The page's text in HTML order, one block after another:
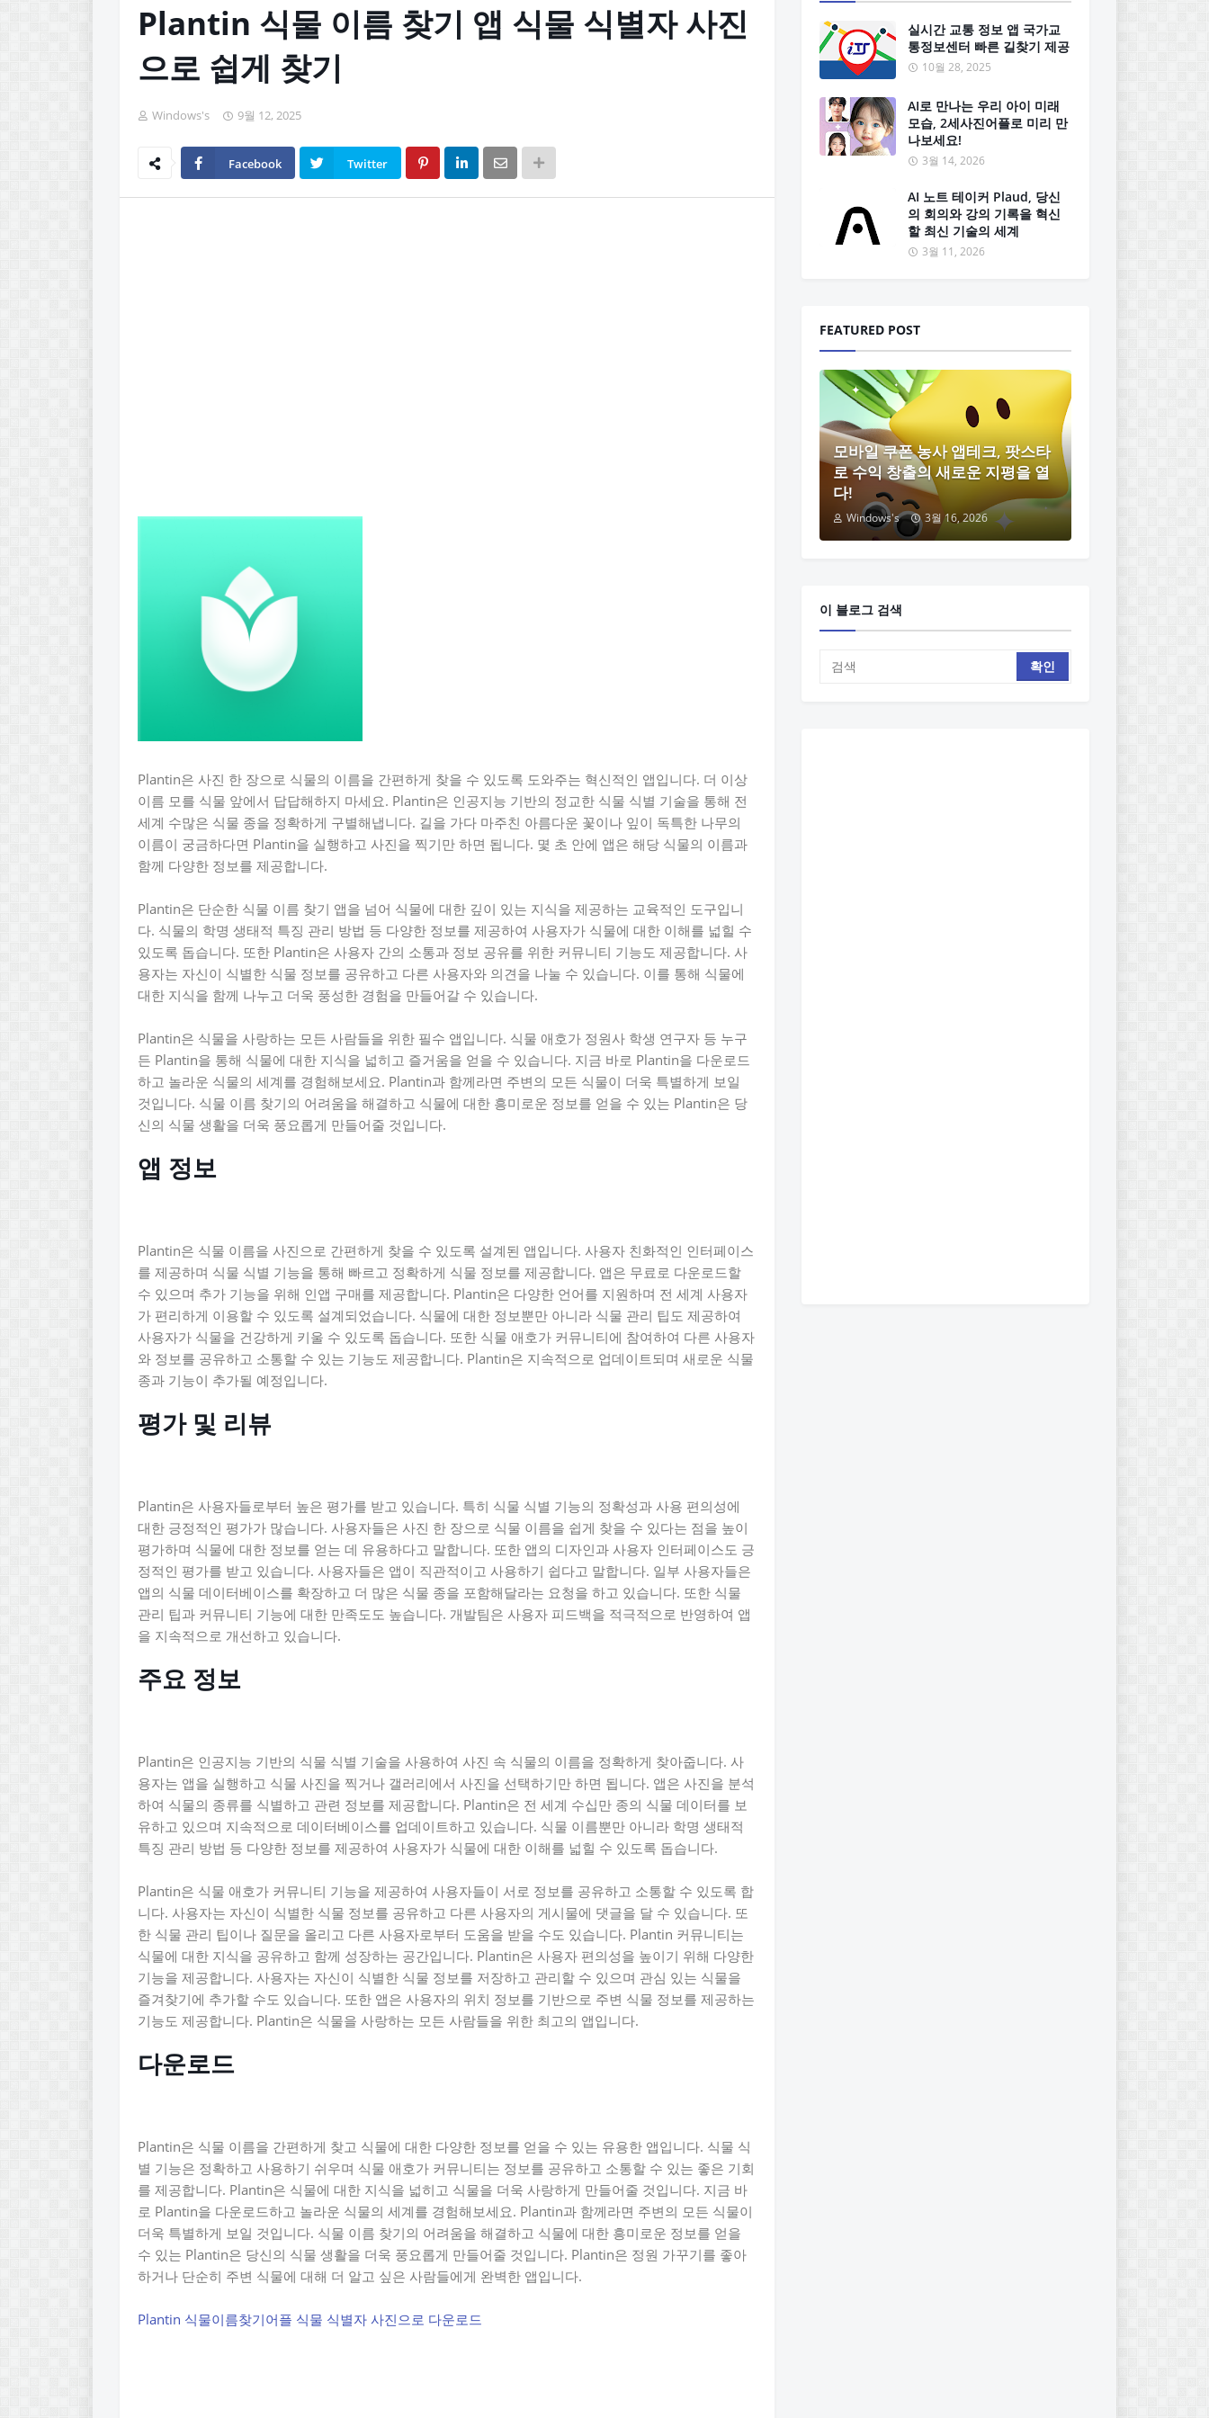
Plantin 식물 이름 찾기 앱 식물 식별자 사진
으로 쉽게 찾기
Windows's 9월 12, 2025
Facebook Twitter
Plantin은 사진 한 장으로 식물의 이름을 간편하게 찾을 수 있도록 도와주는 혁신적인 앱입니다. 더 이상
이름 모를 식물 앞에서 답답해하지 마세요. Plantin은 인공지능 기반의 정교한 식물 식별 기술을 통해 전
세계 수많은 식물 종을 정확하게 구별해냅니다. 길을 가다 마주친 아름다운 꽃이나 잎이 독특한 나무의
이름이 궁금하다면 Plantin을 실행하고 사진을 찍기만 하면 됩니다. 몇 초 안에 앱은 해당 식물의 이름과
함께 다양한 정보를 제공합니다.
Plantin은 단순한 식물 이름 찾기 앱을 넘어 식물에 대한 깊이 있는 지식을 제공하는 교육적인 도구입니
다. 식물의 학명 생태적 특징 관리 방법 등 다양한 정보를 제공하여 사용자가 식물에 대한 이해를 넓힐 수
있도록 돕습니다. 또한 Plantin은 사용자 간의 소통과 정보 공유를 위한 커뮤니티 기능도 제공합니다. 사
용자는 자신이 식별한 식물 정보를 공유하고 다른 사용자와 의견을 나눌 수 있습니다. 이를 통해 식물에
대한 지식을 함께 나누고 더욱 풍성한 경험을 만들어갈 수 있습니다.
Plantin은 식물을 사랑하는 모든 사람들을 위한 필수 앱입니다. 식물 애호가 정원사 학생 연구자 등 누구
든 Plantin을 통해 식물에 대한 지식을 넓히고 즐거움을 얻을 수 있습니다. 지금 바로 Plantin을 다운로드
하고 놀라운 식물의 세계를 경험해보세요. Plantin과 함께라면 주변의 모든 식물이 더욱 특별하게 보일
것입니다. 식물 이름 찾기의 어려움을 해결하고 식물에 대한 흥미로운 정보를 얻을 수 있는 Plantin은 당
신의 식물 생활을 더욱 풍요롭게 만들어줄 것입니다.
앱 정보
Plantin은 식물 이름을 사진으로 간편하게 찾을 수 있도록 설계된 앱입니다. 사용자 친화적인 인터페이스
를 제공하며 식물 식별 기능을 통해 빠르고 정확하게 식물 정보를 제공합니다. 앱은 무료로 다운로드할
수 있으며 추가 기능을 위해 인앱 구매를 제공합니다. Plantin은 다양한 언어를 지원하며 전 세계 사용자
가 편리하게 이용할 수 있도록 설계되었습니다. 식물에 대한 정보뿐만 아니라 식물 관리 팁도 제공하여
사용자가 식물을 건강하게 키울 수 있도록 돕습니다. 또한 식물 애호가 커뮤니티에 참여하여 다른 사용자
와 정보를 공유하고 소통할 수 있는 기능도 제공합니다. Plantin은 지속적으로 업데이트되며 새로운 식물
종과 기능이 추가될 예정입니다.
평가 및 리뷰
Plantin은 사용자들로부터 높은 평가를 받고 있습니다. 특히 식물 식별 기능의 정확성과 사용 편의성에
대한 긍정적인 평가가 많습니다. 사용자들은 사진 한 장으로 식물 이름을 쉽게 찾을 수 있다는 점을 높이
평가하며 식물에 대한 정보를 얻는 데 유용하다고 말합니다. 또한 앱의 디자인과 사용자 인터페이스도 긍
정적인 평가를 받고 있습니다. 사용자들은 앱이 직관적이고 사용하기 쉽다고 말합니다. 일부 사용자들은
앱의 식물 데이터베이스를 확장하고 더 많은 식물 종을 포함해달라는 요청을 하고 있습니다. 또한 식물
관리 팁과 커뮤니티 기능에 대한 만족도도 높습니다. 개발팀은 사용자 피드백을 적극적으로 반영하여 앱
을 지속적으로 개선하고 있습니다.
주요 정보
Plantin은 인공지능 기반의 식물 식별 기술을 사용하여 사진 속 식물의 이름을 정확하게 찾아줍니다. 사
용자는 앱을 실행하고 식물 사진을 찍거나 갤러리에서 사진을 선택하기만 하면 됩니다. 앱은 사진을 분석
하여 식물의 종류를 식별하고 관련 정보를 제공합니다. Plantin은 전 세계 수십만 종의 식물 데이터를 보
유하고 있으며 지속적으로 데이터베이스를 업데이트하고 있습니다. 식물 이름뿐만 아니라 학명 생태적
특징 관리 방법 등 다양한 정보를 제공하여 사용자가 식물에 대한 이해를 넓힐 수 있도록 돕습니다.
Plantin은 식물 애호가 커뮤니티 기능을 제공하여 사용자들이 서로 정보를 공유하고 소통할 수 있도록 합
니다. 사용자는 자신이 식별한 식물 정보를 공유하고 다른 사용자의 게시물에 댓글을 달 수 있습니다. 또
한 식물 관리 팁이나 질문을 올리고 다른 사용자로부터 도움을 받을 수도 있습니다. Plantin 커뮤니티는
식물에 대한 지식을 공유하고 함께 성장하는 공간입니다. Plantin은 사용자 편의성을 높이기 위해 다양한
기능을 제공합니다. 사용자는 자신이 식별한 식물 정보를 저장하고 관리할 수 있으며 관심 있는 식물을
즐겨찾기에 추가할 수도 있습니다. 또한 앱은 사용자의 위치 정보를 기반으로 주변 식물 정보를 제공하는
기능도 제공합니다. Plantin은 식물을 사랑하는 모든 사람들을 위한 최고의 앱입니다.
다운로드
Plantin은 식물 이름을 간편하게 찾고 식물에 대한 다양한 정보를 얻을 수 있는 유용한 앱입니다. 식물 식
별 기능은 정확하고 사용하기 쉬우며 식물 애호가 커뮤니티는 정보를 공유하고 소통할 수 있는 좋은 기회
를 제공합니다. Plantin은 식물에 대한 지식을 넓히고 식물을 더욱 사랑하게 만들어줄 것입니다. 지금 바
로 Plantin을 다운로드하고 놀라운 식물의 세계를 경험해보세요. Plantin과 함께라면 주변의 모든 식물이
더욱 특별하게 보일 것입니다. 식물 이름 찾기의 어려움을 해결하고 식물에 대한 흥미로운 정보를 얻을
수 있는 Plantin은 당신의 식물 생활을 더욱 풍요롭게 만들어줄 것입니다. Plantin은 정원 가꾸기를 좋아
하거나 단순히 주변 식물에 대해 더 알고 싶은 사람들에게 완벽한 앱입니다.
Plantin 식물이름찾기어플 식물 식별자 사진으로 다운로드
실시간 교통 정보 앱 국가교
통정보센터 빠른 길찾기 제공
10월 28, 2025
AI로 만나는 우리 아이 미래
모습, 2세사진어플로 미리 만
나보세요!
3월 14, 2026
AI 노트 테이커 Plaud, 당신
의 회의와 강의 기록을 혁신
할 최신 기술의 세계
3월 11, 2026
FEATURED POST
모바일 쿠폰 농사 앱테크, 팟스타
로 수익 창출의 새로운 지평을 열
다!
Windows's 3월 16, 2026
이 블로그 검색